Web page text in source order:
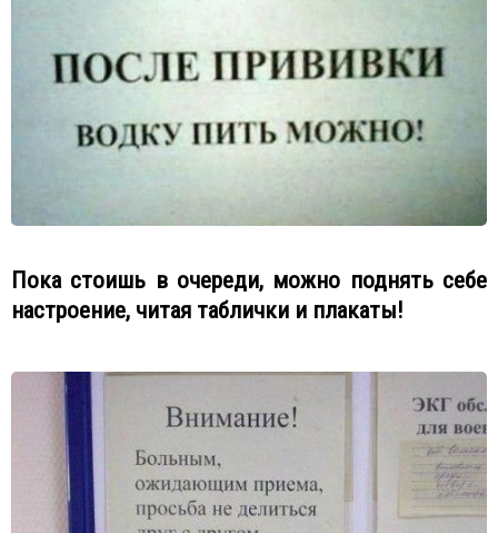
Пока стоишь в очереди, можно поднять себе
настроение, читая таблички и плакаты!